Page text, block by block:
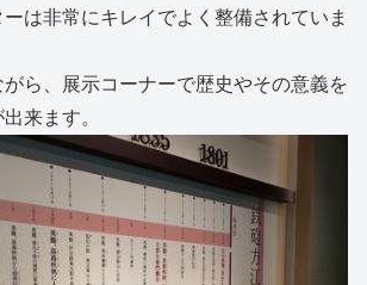
は非常にキレイでよく整備されていま
ら、展示コーナーで歴史やその意義を
来ます。